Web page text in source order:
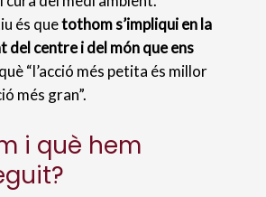
és quetothom s’impliqui en la
centre i del món que ens
“l’acció més petita és millor
més gran”.
i què hem